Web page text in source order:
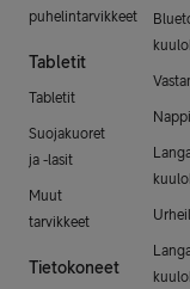
puhelintarvikkeet
Tabletit
Tabletit
Suojakuoret
ja -lasit
Muut
tarvikkeet
Tietokoneet